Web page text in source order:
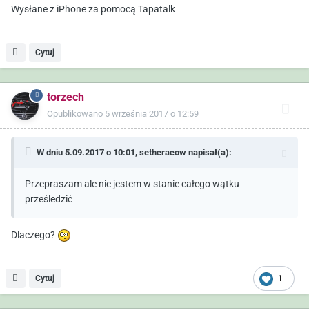
Wysłane z iPhone za pomocą Tapatalk
Cytuj
torzech
Opublikowano 5 września 2017 o 12:59
W dniu 5.09.2017 o 10:01, sethcracow napisał(a):
Przepraszam ale nie jestem w stanie całego wątku
prześledzić
Dlaczego?
1
Cytuj